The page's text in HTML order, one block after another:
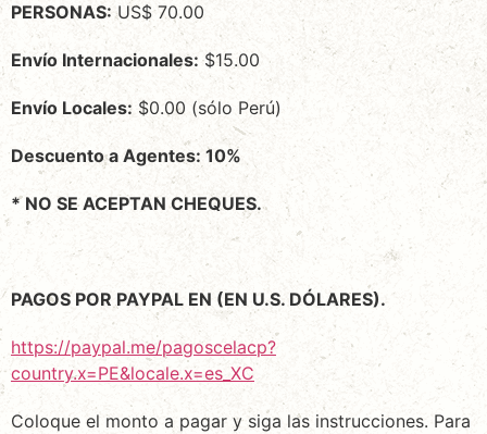
PERSONAS: US$ 70.00
Envío Internacionales: $15.00
Envío Locales: $0.00 (sólo Perú)
Descuento a Agentes: 10%
* NO SE ACEPTAN CHEQUES.
PAGOS POR PAYPAL EN (EN U.S. DÓLARES).
https://paypal.me/pagoscelacp?
country.x=PE&locale.x=es_XC
Coloque el monto a pagar y siga las instrucciones. Para